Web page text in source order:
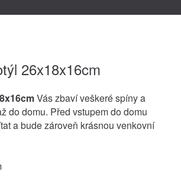
26x18x16cm
Vás zbaví veškeré spíny a
do domu. Před vstupem do domu
a bude zároveň krásnou venkovní